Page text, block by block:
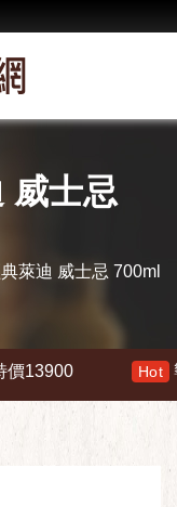
威士忌
萊迪 威士忌 700ml
Hot 響 30